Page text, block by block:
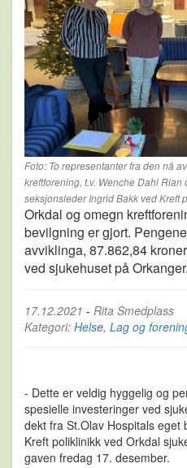
Foto: To representanter fra den nå
kreftforening, t.v. Wenche Dahl
seksjonsleder Ingrid Bakk ved Kreft
Orkdal og omegn
bevilgning er gjort.
avviklinga, 87.862,84
ved sjukehuset på Orkanger.
17.12.2021 - Rita Smedplass
Kategori: Helse, Lag og
- Dette er veldig hyggelig og
spesielle investeringer ved
dekt fra St.Olav Hospitals eget
Kreft poliklinikk ved Orkdal
gaven fredag 17. desember.